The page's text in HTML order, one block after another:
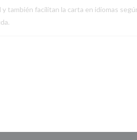
también facilitan la carta en idiomas